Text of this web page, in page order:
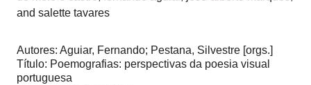
and salette tavares
Autores: Aguiar, Fernando; Pestana, Silvestre [orgs.]
Título: Poemografias: perspectivas da poesia visual
portuguesa